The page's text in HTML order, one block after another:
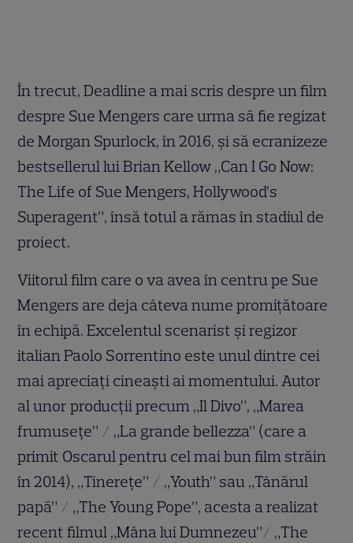
În trecut, Deadline a mai scris despre un film
despre Sue Mengers care urma să fie regizat
de Morgan Spurlock, în 2016, și să ecranizeze
bestsellerul lui Brian Kellow „Can I Go Now:
The Life of Sue Mengers, Hollywood’s
Superagent”, însă totul a rămas în stadiul de
proiect.
Viitorul film care o va avea în centru pe Sue
Mengers are deja câteva nume promițătoare
în echipă. Excelentul scenarist și regizor
italian Paolo Sorrentino este unul dintre cei
mai apreciați cineaști ai momentului. Autor
al unor producții precum „Il Divo”, „Marea
frumusețe” / „La grande bellezza” (care a
primit Oscarul pentru cel mai bun film străin
în 2014), „Tinerețe” / „Youth” sau „Tânărul
papă” / „The Young Pope”, acesta a realizat
recent filmul „Mâna lui Dumnezeu”/ „The